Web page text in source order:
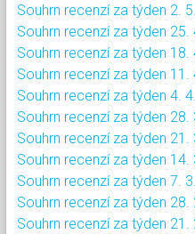
Souhrn recenzí za týden 2.
Souhrn recenzí za týden 25.
Souhrn recenzí za týden 18.
Souhrn recenzí za týden 11.
Souhrn recenzí za týden 4.
Souhrn recenzí za týden 28.
Souhrn recenzí za týden 21.
Souhrn recenzí za týden 14.
Souhrn recenzí za týden 7.
Souhrn recenzí za týden 28.
Souhrn recenzí za týden 21.